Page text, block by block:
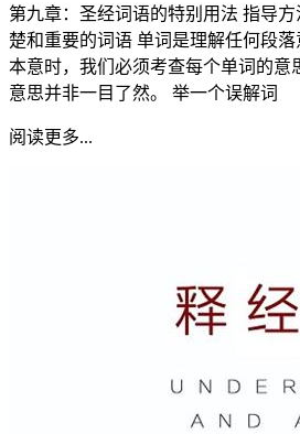
第九章：圣经词语的特别用法 指导
楚和重要的词语 单词是理解任何段
本意时，我们必须考查每个单词的意
意思并非一目了然。 举一个误解词
阅读更多...